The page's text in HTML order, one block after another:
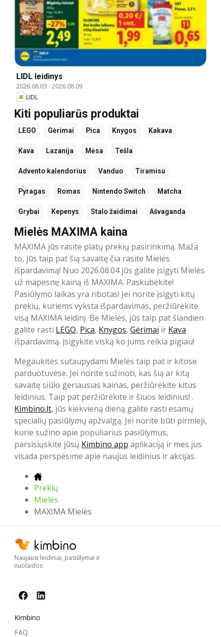
LIDL leidinys
2026.08.03 -2026.08.09
LIDL
Kiti populiarūs produktai
LEGO Gėrimai Pica Knygos Kakava
Kava Lazanija Mėsa Tešla
Advento kalendorius Vanduo Tiramisu
Pyragas Romas Nintendo Switch Matcha
Grybai Kepenys Stalo žaidimai Ašvaganda
Mielės MAXIMA kaina
MAXIMA jūs rasite platų prekių pasirinkimą. Maža
to, jūs taip pat šią savaitę čia rasite Mielės
išpardavimą! Nuo 2026.08.04 jūs galite įsigyti Mielės
už mapesnę kainą iš MAXIMA. Paskubėkite!
Pasiūlymo laikas yra ribotas! Jei norite įsigyti kitų
prekių, kuriems vyksta išpardavimas, peržiūrėkite
visą MAXIMA leidinį. Be Mielės, jūs taip pat šiandien
galite rasti LEGO, Pica, Knygos, Gėrimai ir Kava
išpardavimą. Įsigykite viską ko jums reikia pigiau!
Mėgaukitės sutaupydami Mielės taip pat ir kitose
parduotuvėse. Jei norite sužinoti, kas šią ar kitą
savaitę siūlo geriausias kainas, peržiūrėkite kitus
leidinius. Taip pat peržiūrėkite ir šiuos leidinius! .
Kimbino.lt, jūs kiekvieną dieną galite rasti esamų
specialių pasiūlymų apžvalgą. Jei norite būti pirmieji,
kurie sužino apie populiarius pasiūlymus,
parsisiųskite jūsų Kimbino app aplikaciją ir mes jus
visada perspėsime apie naujus leidinius ir akcijas.
Prekių
Mielės
MAXIMA Mielės
Naujausi leidiniai, pasiūlymai ir
nuolaidos
Kimbino
FAQ